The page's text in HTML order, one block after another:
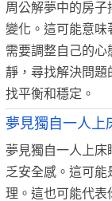
周公解夢中的房子
變化。這可能意味
需要調整自己的
靜，尋找解決問題
找平衡和穩定。
夢見獨自一人上
夢見獨自一人上
乏安全感。這可
理。這也可能代表